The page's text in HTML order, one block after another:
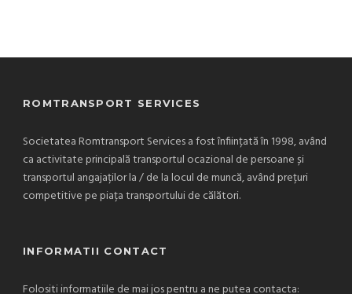
ROMTRANSPORT SERVICES
Societatea Romtransport Services a fost înființată în 1998, având
ca activitate principală transportul ocazional de persoane și
transportul angajaților la / de la locul de muncă, având prețuri
competitive pe piața transportului de călători.
INFORMATII CONTACT
Folositi informatiile de mai jos pentru a ne putea contacta: